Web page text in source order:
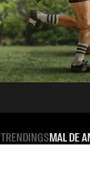
TRENDINGSMAL DE